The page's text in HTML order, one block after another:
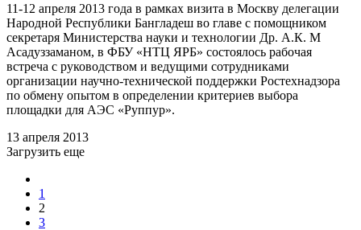
11-12 апреля 2013 года в рамках визита в Москву делегации
Народной Республики Бангладеш во главе с помощником
секретаря Министерства науки и технологии Др. А.К. М
Асадуззаманом, в ФБУ «НТЦ ЯРБ» состоялось рабочая
встреча с руководством и ведущими сотрудниками
организации научно-технической поддержки Ростехнадзора
по обмену опытом в определении критериев выбора
площадки для АЭС «Руппур».
13 апреля 2013
Загрузить еще
1
2
3